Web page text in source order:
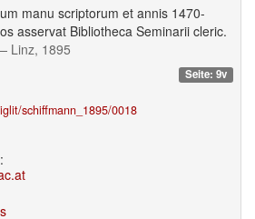
manu scriptorum et annis 1470-
asservat Bibliotheca Seminarii cleric.
Linz, 1895
Seite: 9v
schiffmann_1895/0018